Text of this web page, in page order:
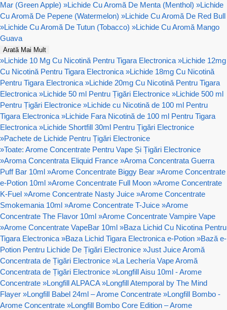
Mar (Green Apple) »Lichide Cu Aromă De Menta (Menthol) »Lichide
Cu Aromă De Pepene (Watermelon) »Lichide Cu Aromă De Red Bull
»Lichide Cu Aromă De Tutun (Tobacco) »Lichide Cu Aromă Mango
Guava
Arată Mai Mult
»Lichide 10 Mg Cu Nicotină Pentru Tigara Electronica »Lichide 12mg
Cu Nicotină Pentru Tigara Electronica »Lichide 18mg Cu Nicotină
Pentru Tigara Electronica »Lichide 20mg Cu Nicotină Pentru Tigara
Electronica »Lichide 50 ml Pentru Țigări Electronice »Lichide 500 ml
Pentru Țigări Electronice »Lichide cu Nicotină de 100 ml Pentru
Tigara Electronica »Lichide Fara Nicotină de 100 ml Pentru Tigara
Electronica »Lichide Shortfill 30ml Pentru Țigări Electronice
»Pachete de Lichide Pentru Țigări Electronice
»Toate: Arome Concentrate Pentru Vape Și Țigări Electronice
»Aroma Concentrata Eliquid France »Aroma Concentrata Guerra
Puff Bar 10ml »Arome Concentrate Biggy Bear »Arome Concentrate
e-Potion 10ml »Arome Concentrate Full Moon »Arome Concentrate
K-Fuel »Arome Concentrate Nasty Juice »Arome Concentrate
Smokemania 10ml »Arome Concentrate T-Juice »Arome
Concentrate The Flavor 10ml »Arome Concentrate Vampire Vape
»Arome Concentrate VapeBar 10ml »Baza Lichid Cu Nicotina Pentru
Tigara Electronica »Baza Lichid Tigara Electronica e-Potion »Bază e-
Potion Pentru Lichide De Țigări Electronice »Just Juice Aromă
Concentrata de Țigări Electronice »La Lechería Vape Aromă
Concentrata de Țigări Electronice »Longfill Aisu 10ml - Arome
Concentrate »Longfill ALPACA »Longfill Atemporal by The Mind
Flayer »Longfill Babel 24ml – Arome Concentrate »Longfill Bombo -
Arome Concentrate »Longfill Bombo Core Edition – Arome